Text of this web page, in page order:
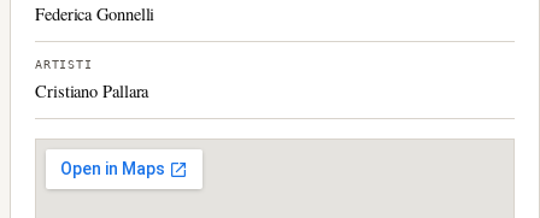
Federica Gonnelli
ARTISTI
Cristiano Pallara